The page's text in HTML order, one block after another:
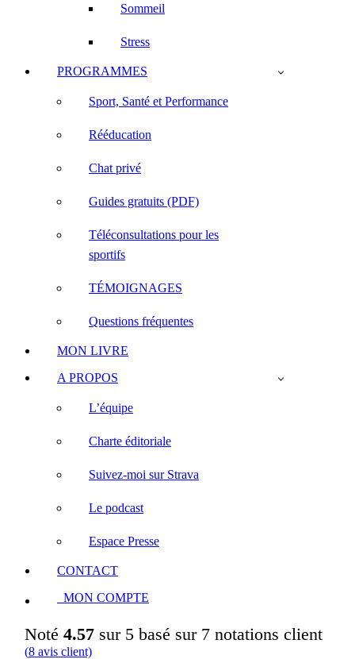
Sommeil
Stress
PROGRAMMES
Sport, Santé et Performance
Rééducation
Chat privé
Guides gratuits (PDF)
Téléconsultations pour les
sportifs
TÉMOIGNAGES
Questions fréquentes
MON LIVRE
A PROPOS
L’équipe
Charte éditoriale
Suivez-moi sur Strava
Le podcast
Espace Presse
CONTACT
MON COMPTE
Noté 4.57sur 5 basé sur 7notations client
(8avis client)